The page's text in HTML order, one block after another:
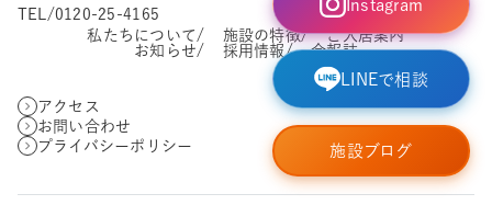
Instagram
LINEで相談
施設ブログ
TEL/0120-25-4165
私たちについて
施設の特徴
ご入居案内
お知らせ
採用情報 会報誌
アクセス
お問い合わせ
プライバシーポリシー